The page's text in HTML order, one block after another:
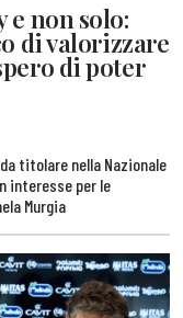
e non solo:
di valorizzare
di poter
titolare nella Nazionale
interesse per le
Murgia